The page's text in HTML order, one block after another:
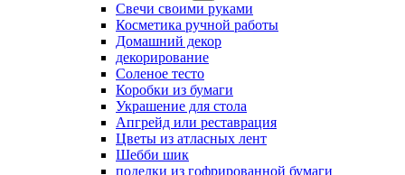
Свечи своими руками
Косметика ручной работы
Домашний декор
декорирование
Соленое тесто
Коробки из бумаги
Украшение для стола
Апгрейд или реставрация
Цветы из атласных лент
Шебби шик
поделки из гофрированной бумаги